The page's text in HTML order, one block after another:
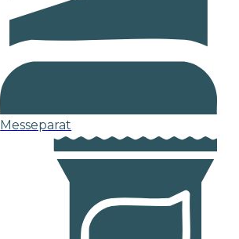
Messeparat